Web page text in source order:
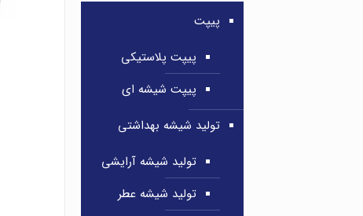
پیپت
پیپت پلاستیکی
پیپت شیشه ای
تولید شیشه بهداشتی
تولید شیشه آرایشی
تولید شیشه عطر